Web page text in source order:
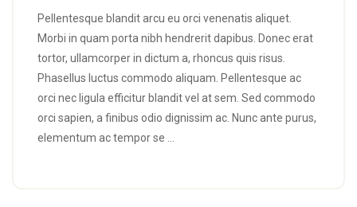
Pellentesque blandit arcu eu orci venenatis aliquet.
Morbi in quam porta nibh hendrerit dapibus. Donec erat
tortor, ullamcorper in dictum a, rhoncus quis risus.
Phasellus luctus commodo aliquam. Pellentesque ac
orci nec ligula efficitur blandit vel at sem. Sed commodo
orci sapien, a finibus odio dignissim ac. Nunc ante purus,
elementum ac tempor se …